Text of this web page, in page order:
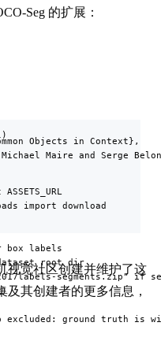
ASSETS_URL
import download
box labels
root dir
segments.zip" if
excluded: ground truth is
Seg 的扩展：
Objects in Context},
Maire and Serge
视觉社区创建并维护了这
及其创建者的更多信息，